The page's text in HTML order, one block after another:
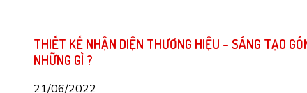
THIẾT KẾ NHẬN DIỆN THƯƠNG HIỆU – SÁNG TẠO
NHỮNG GÌ ?
21/06/2022